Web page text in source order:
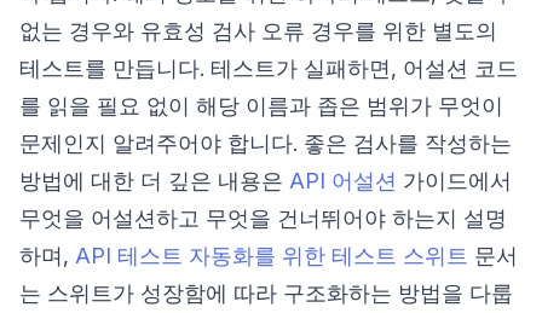
없는 경우와 유효성 검사 오류 경우를 위한 별도의
테스트를 만듭니다. 테스트가 실패하면, 어설션 코드
를 읽을 필요 없이 해당 이름과 좁은 범위가 무엇이
문제인지 알려주어야 합니다. 좋은 검사를 작성하는
방법에 대한 더 깊은 내용은 API 어설션 가이드에서
무엇을 어설션하고 무엇을 건너뛰어야 하는지 설명
하며, API 테스트 자동화를 위한 테스트 스위트 문서
는 스위트가 성장함에 따라 구조화하는 방법을 다룹